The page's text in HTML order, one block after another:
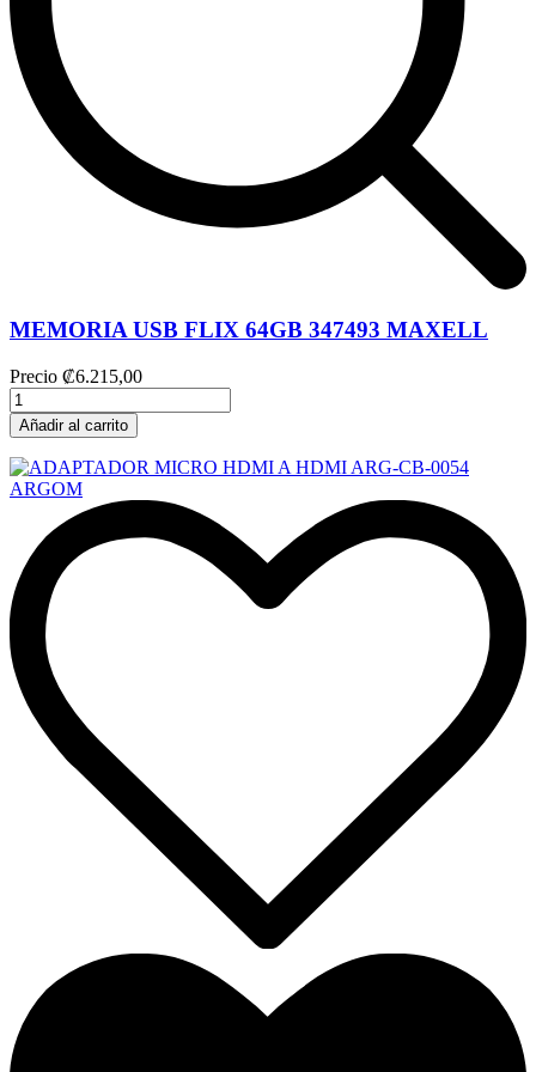
MEMORIA USB FLIX 64GB 347493 MAXELL
Precio ₡6.215,00
Añadir al carrito